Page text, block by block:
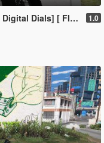
Dials] [ FIVE M ] 1.0